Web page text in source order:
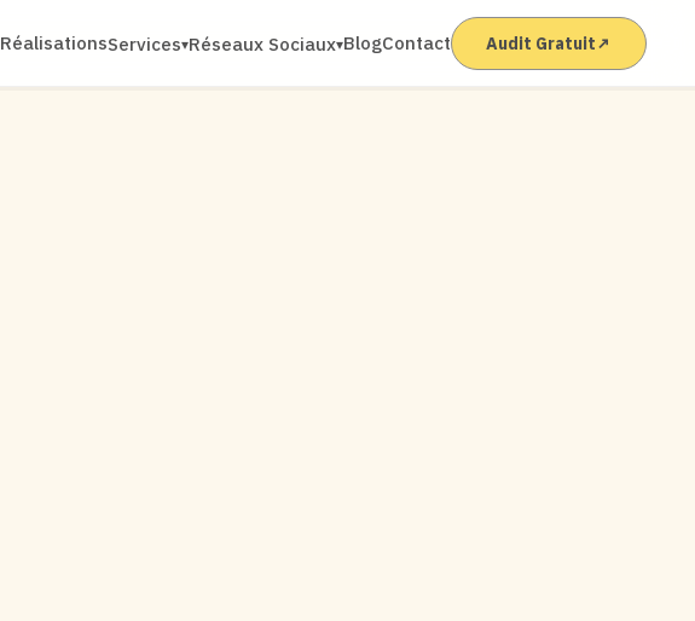
RéalisationsServices▾Réseaux Sociaux▾BlogContact Audit Gratuit↗